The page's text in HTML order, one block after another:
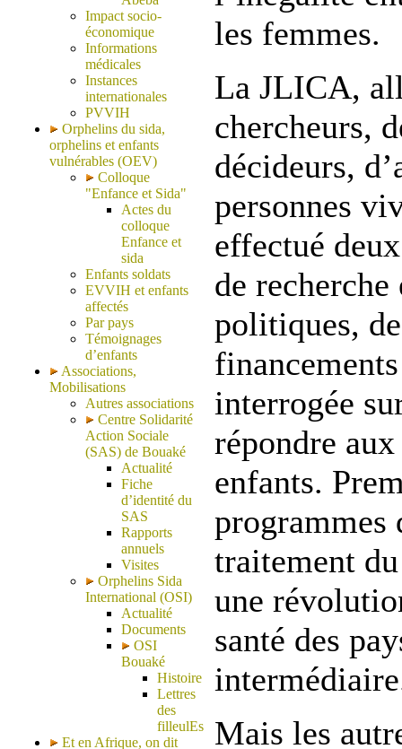
Impact socio-
économique
Informations
médicales
Instances
internationales
PVVIH
Orphelins du sida,
orphelins et enfants
vulnérables (OEV)
Colloque
"Enfance et Sida"
Actes du
colloque
Enfance et
sida
Enfants soldats
EVVIH et enfants
affectés
Par pays
Témoignages
d’enfants
Associations,
Mobilisations
Autres associations
Centre Solidarité
Action Sociale
(SAS) de Bouaké
Actualité
Fiche
d’identité du
SAS
Rapports
annuels
Visites
Orphelins Sida
International (OSI)
Actualité
Documents
OSI
Bouaké
Histoire
Lettres
des
filleulEs
Et en Afrique, on dit
les femmes.
La JLICA,
chercheurs,
décideurs,
personnes
effectué
de recherche
politiques,
interrogée
répondre
enfants.
programmes
traitement
une
santé des
Mais les